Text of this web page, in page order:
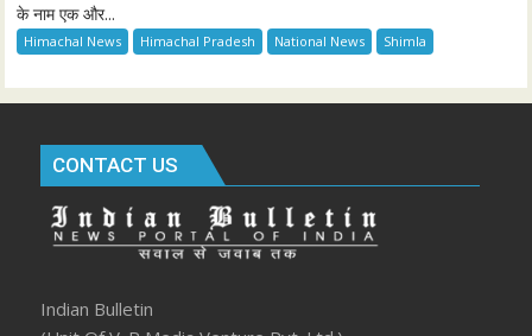
के नाम एक और...
Himachal News Himachal Pradesh National News Shimla
CONTACT US
Indian Bulletin